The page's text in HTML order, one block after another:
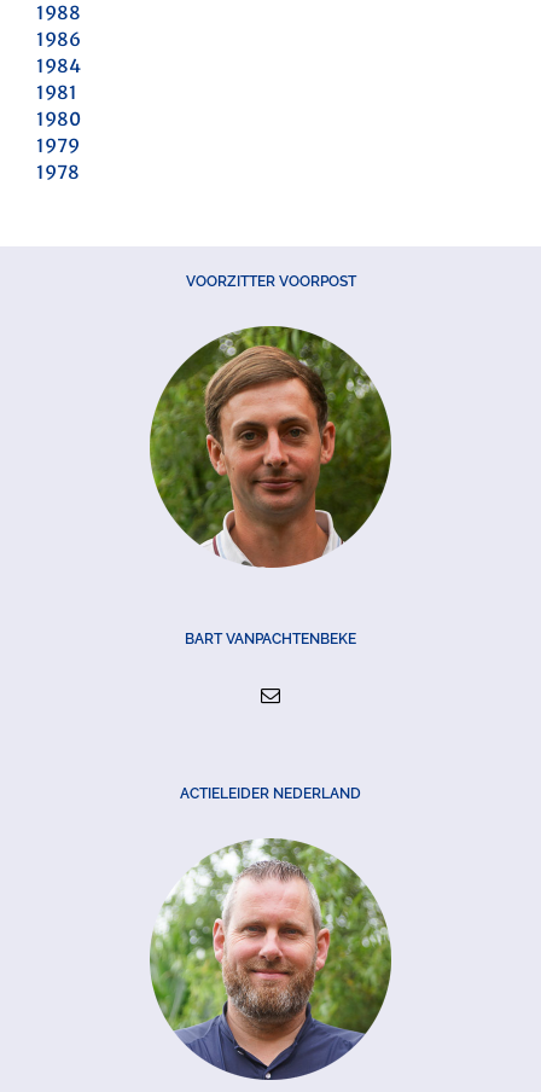
1988
1986
1984
1981
1980
1979
1978
VOORZITTER VOORPOST
BART VANPACHTENBEKE
ACTIELEIDER NEDERLAND